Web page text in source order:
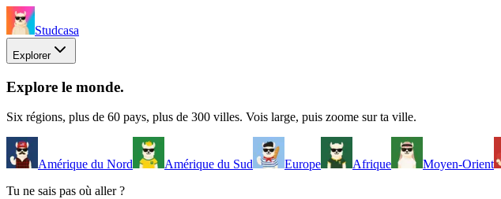
Studcasa
Explorer
Explore le monde.
Six régions, plus de 60 pays, plus de 300 villes. Vois large, puis zoome sur ta ville.
Amérique du Nord Amérique du Sud Europe Afrique Moyen-Orient
Tu ne sais pas où aller ?